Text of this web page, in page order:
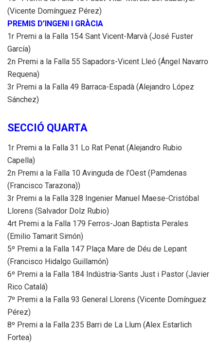
(Vicente Domínguez Pérez)
PREMIS D’INGENI I GRÀCIA
1r Premi a la Falla 154 Sant Vicent-Marvà (José Fuster
García)
2n Premi a la Falla 55 Sapadors-Vicent Lleó (Ángel Navarro
Requena)
3r Premi a la Falla 49 Barraca-Espadà (Alejandro López
Sánchez)
SECCIÓ QUARTA
1r Premi a la Falla 31 Lo Rat Penat (Alejandro Rubio
Capella)
2n Premi a la Falla 10 Avinguda de l’Oest (Pamdenas
(Francisco Tarazona))
3r Premi a la Falla 328 Ingenier Manuel Maese-Cristóbal
Llorens (Salvador Dolz Rubio)
4rt Premi a la Falla 179 Ferros-Joan Baptista Perales
(Emilio Tamarit Simón)
5º Premi a la Falla 147 Plaça Mare de Déu de Lepant
(Francisco Hidalgo Guillamón)
6º Premi a la Falla 184 Indústria-Sants Just i Pastor (Javier
Rico Catalá)
7º Premi a la Falla 93 General Llorens (Vicente Domínguez
Pérez)
8º Premi a la Falla 235 Barri de La Llum (Alex Estarlich
Fortea)